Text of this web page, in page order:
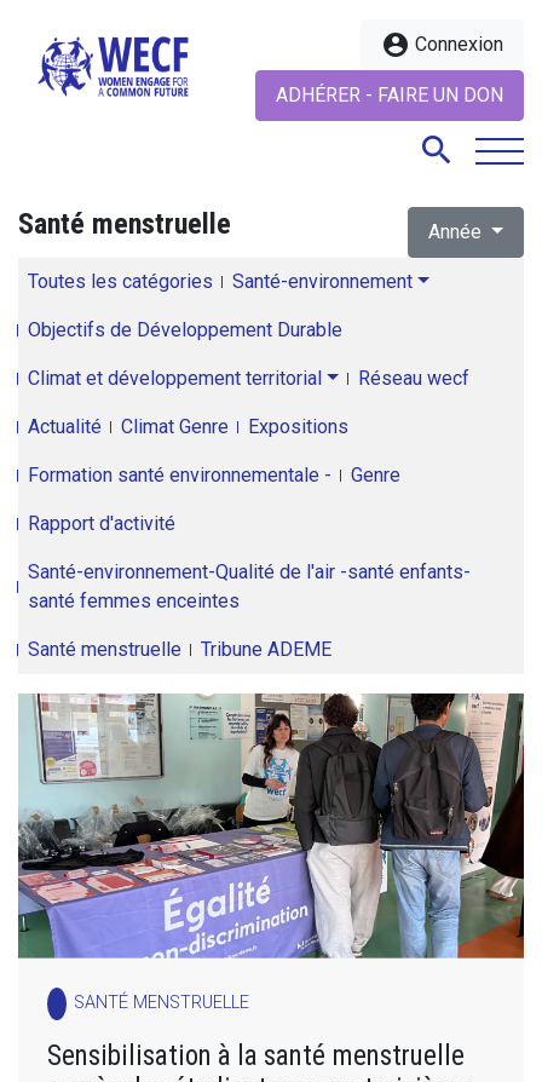
account_circle Connexion
ADHÉRER - FAIRE UN DON
search
Santé menstruelle Année
Toutes les catégories Santé-environnement
Objectifs de Développement Durable
Climat et développement territorial Réseau wecf
Actualité Climat Genre Expositions
Formation santé environnementale - Genre
Rapport d'activité
Santé-environnement-Qualité de l'air -santé enfants-
santé femmes enceintes
Santé menstruelle Tribune ADEME
SANTÉ MENSTRUELLE
Sensibilisation à la santé menstruelle